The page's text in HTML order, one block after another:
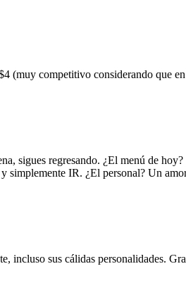
(muy competitivo considerando que
sigues regresando. ¿El menú de
simplemente IR. ¿El personal? Un
incluso sus cálidas personalidades.